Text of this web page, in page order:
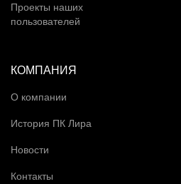
Проекты наших
пользователей
КОМПАНИЯ
О компании
История ПК Лира
Новости
Контакты